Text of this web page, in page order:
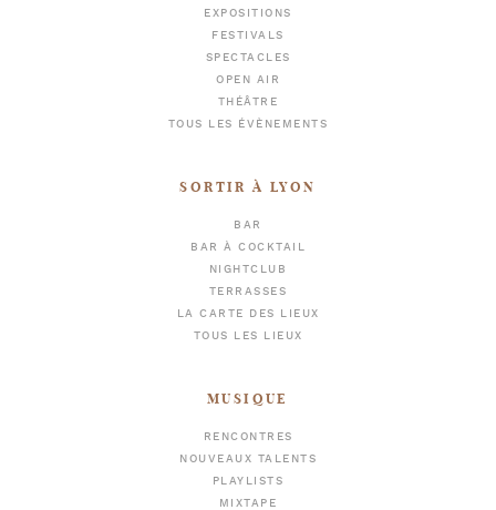
EXPOSITIONS
FESTIVALS
SPECTACLES
OPEN AIR
THÉÂTRE
TOUS LES ÉVÈNEMENTS
SORTIR À LYON
BAR
BAR À COCKTAIL
NIGHTCLUB
TERRASSES
LA CARTE DES LIEUX
TOUS LES LIEUX
MUSIQUE
RENCONTRES
NOUVEAUX TALENTS
PLAYLISTS
MIXTAPE